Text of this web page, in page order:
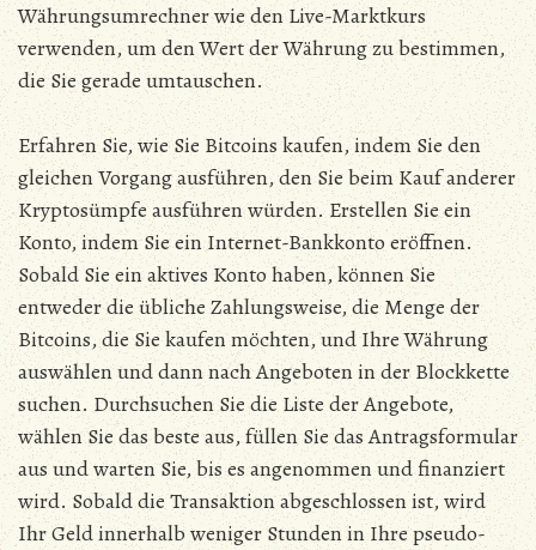
Währungsumrechner wie den Live-Marktkurs
verwenden, um den Wert der Währung zu bestimmen,
die Sie gerade umtauschen.
Erfahren Sie, wie Sie Bitcoins kaufen, indem Sie den
gleichen Vorgang ausführen, den Sie beim Kauf anderer
Kryptosümpfe ausführen würden. Erstellen Sie ein
Konto, indem Sie ein Internet-Bankkonto eröffnen.
Sobald Sie ein aktives Konto haben, können Sie
entweder die übliche Zahlungsweise, die Menge der
Bitcoins, die Sie kaufen möchten, und Ihre Währung
auswählen und dann nach Angeboten in der Blockkette
suchen. Durchsuchen Sie die Liste der Angebote,
wählen Sie das beste aus, füllen Sie das Antragsformular
aus und warten Sie, bis es angenommen und finanziert
wird. Sobald die Transaktion abgeschlossen ist, wird
Ihr Geld innerhalb weniger Stunden in Ihre pseudo-